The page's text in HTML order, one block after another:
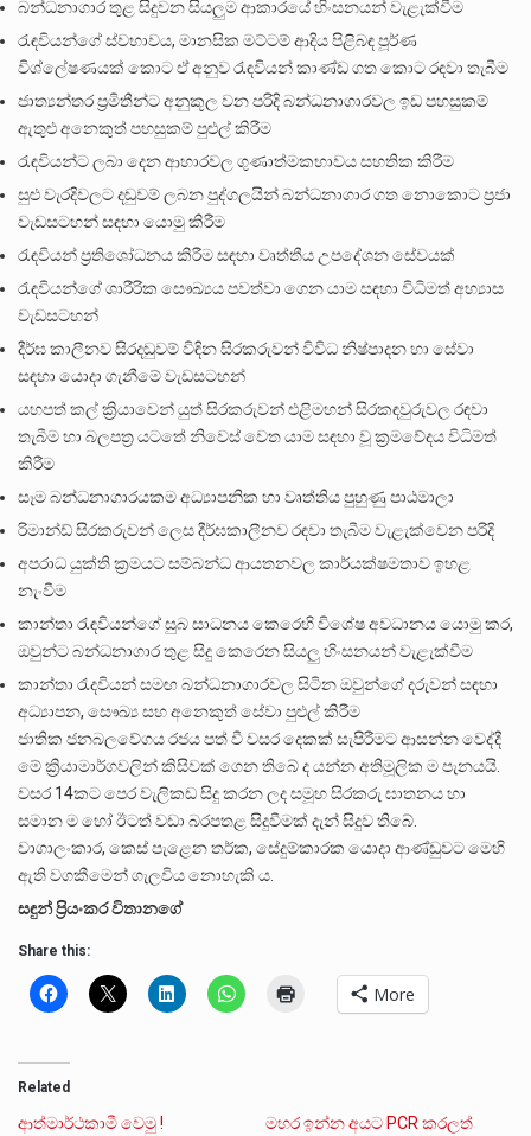
බන්ධනාගාර තුළ සිදුවන සියලුම ආකාරයේ හිංසනයන් වැළැක්වීම
රැඳවියන්ගේ ස්වභාවය, මානසික මට්ටම් ආදිය පිළිබඳ පූර්ණ
විශ්ලේෂණයක් කොට ඒ අනුව රැඳවියන් කාණ්ඩ ගත කොට රඳවා තැබීම
ජාත්‍යන්තර ප්‍රමිතීන්ට අනුකූල වන පරිදි බන්ධනාගාරවල ඉඩ පහසුකම්
ඇතුළු අනෙකුත් පහසුකම් පුළුල් කිරීම
රැඳවියන්ට ලබා දෙන ආහාරවල ගුණාත්මකභාවය සහතික කිරීම
සුළු වැරදිවලට දඬුවම් ලබන පුද්ගලයින් බන්ධනාගාර ගත නොකොට ප්‍රජා
වැඩසටහන් සඳහා යොමු කිරීම
රැඳවියන් ප්‍රතිශෝධනය කිරීම සඳහා වෘත්තීය උපදේශන සේවයක්
රැඳවියන්ගේ ශාරීරික සෞඛ්‍යය පවත්වා ගෙන යාම සඳහා විධිමත් අභ්‍යාස
වැඩසටහන්
දීර්ඝ කාලීනව සිරදඬුවම් විඳින සිරකරුවන් විවිධ නිෂ්පාදන හා සේවා
සඳහා යොදා ගැනීමේ වැඩසටහන්
යහපත් කල් ක්‍රියාවෙන් යුත් සිරකරුවන් එළිමහන් සිරකඳවුරුවල රඳවා
තැබීම හා බලපත්‍ර යටතේ නිවෙස් වෙත යාම සඳහා වූ ක්‍රමවේදය විධිමත්
කිරීම
සෑම බන්ධනාගාරයකම අධ්‍යාපනික හා වෘත්තිය පුහුණු පාඨමාලා
රිමාන්ඩ් සිරකරුවන් ලෙස දීර්ඝකාලීනව රඳවා තැබීම වැළැක්වෙන පරිදි
අපරාධ යුක්ති ක්‍රමයට සම්බන්ධ ආයතනවල කාර්යක්ෂමතාව ඉහළ
නැංවීම
කාන්තා රැඳවියන්ගේ සුබ සාධනය කෙරෙහි විශේෂ අවධානය යොමු කර,
ඔවුන්ට බන්ධනාගාර තුළ සිදු කෙරෙන සියලු හිංසනයන් වැළැක්වීම
කාන්තා රැදවියන් සමඟ බන්ධනාගාරවල සිටින ඔවුන්ගේ දරුවන් සඳහා
අධ්‍යාපන, සෞඛ්‍ය සහ අනෙකුත් සේවා පුළුල් කිරීම
ජාතික ජනබලවේගය රජය පත් වී වසර දෙකක් සැපිරීමට ආසන්න වෙද්දී
මේ ක්‍රියාමාර්ගවලින් කිසිවක් ගෙන තිබේ ද යන්න අතිමූලික ම පැනයයි.
වසර 14කට පෙර වැලිකඩ සිදු කරන ලද සමූහ සිරකරු ඝාතනය හා
සමාන ම හෝ ඊටත් වඩා බරපතළ සිදුවීමක් දැන් සිදුව තිබේ.
වාගාලංකාර, කෙස් පැළෙන තර්ක, සේදුම්කාරක යොදා ආණ්ඩුවට මෙහි
ඇති වගකීමෙන් ගැලවිය නොහැකි ය.
සඳුන් ප්‍රියංකර විතානගේ
Share this:
More
Related
ආත්මාර්ථකාමී වෙමු !
මහර ඉන්න අයට PCR කරලත්